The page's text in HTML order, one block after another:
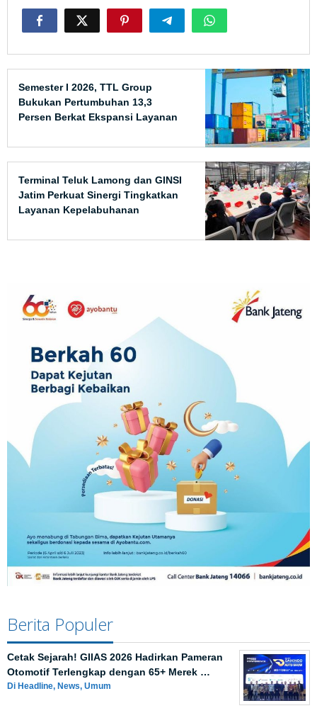
Semester I 2026, TTL Group
Bukukan Pertumbuhan 13,3
Persen Berkat Ekspansi Layanan
Terminal Teluk Lamong dan GINSI
Jatim Perkuat Sinergi Tingkatkan
Layanan Kepelabuhanan
Berita Populer
Cetak Sejarah! GIIAS 2026 Hadirkan Pameran
Otomotif Terlengkap dengan 65+ Merek …
Di Headline, News, Umum